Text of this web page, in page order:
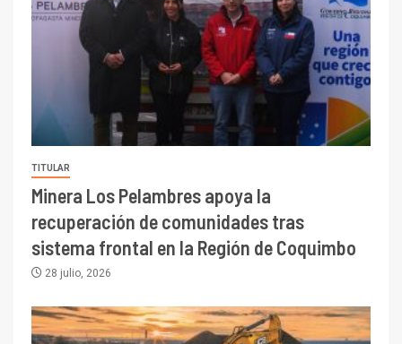
TITULAR
Minera Los Pelambres apoya la
recuperación de comunidades tras
sistema frontal en la Región de Coquimbo
28 julio, 2026